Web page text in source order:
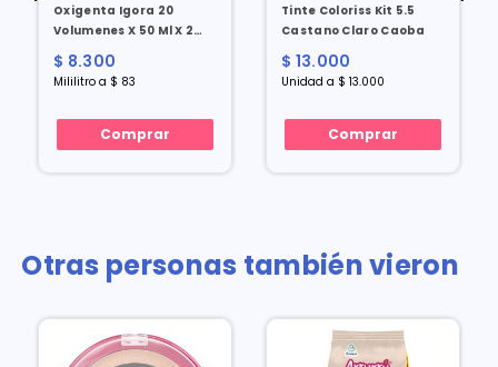
Oxigenta Igora 20
Volumenes X 50 Ml X 2
$ 8.300
Mililitro a $ 83
Comprar
Tinte Coloriss Kit 5.5
Castano Claro Caoba
$ 13.000
Unidad a $ 13.000
Comprar
Otras personas también vieron